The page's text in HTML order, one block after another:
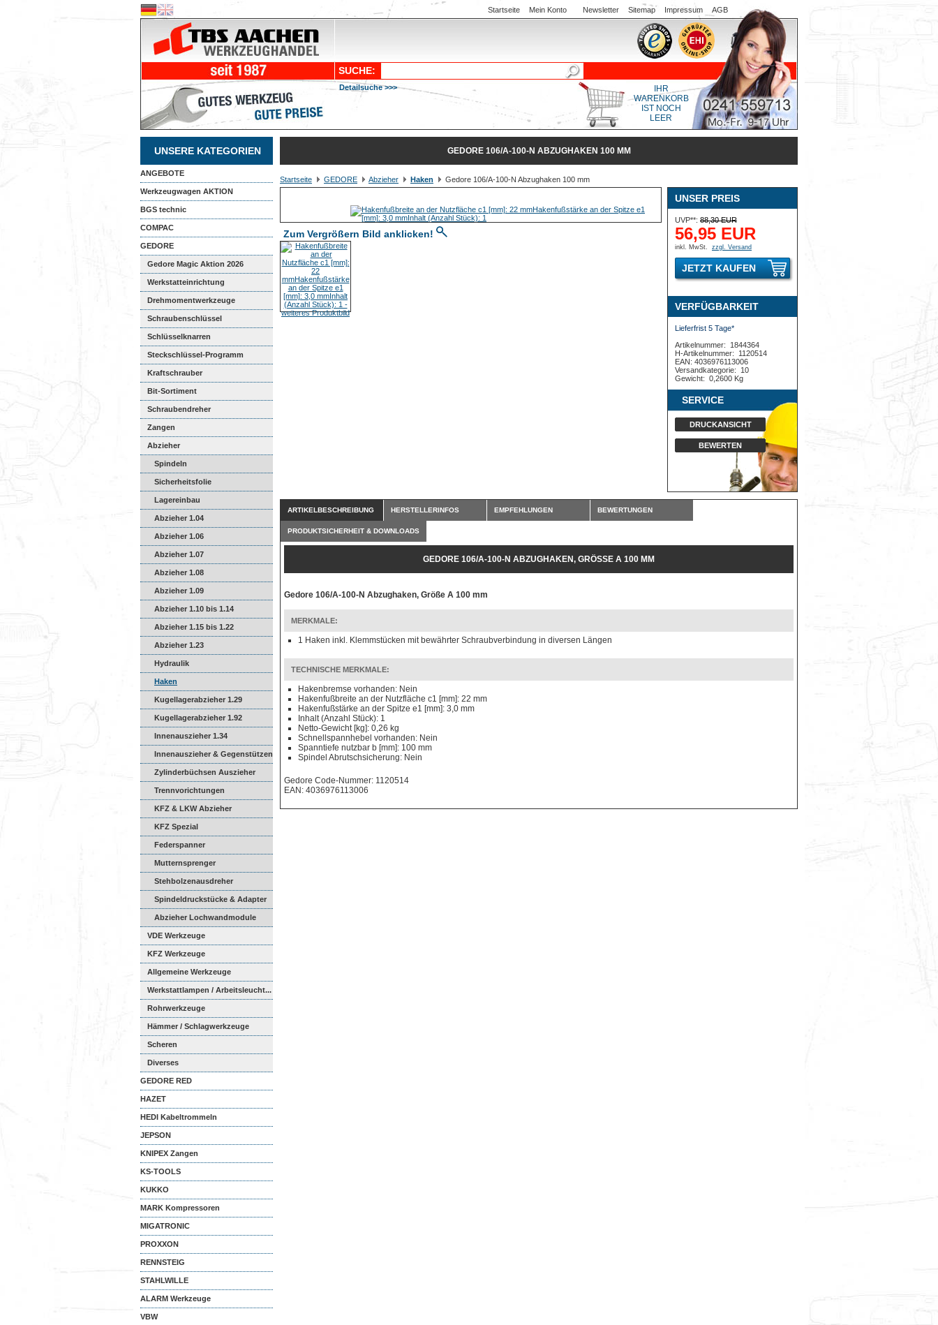
Startseite Mein Konto Newsletter Sitemap Impressum AGB
SUCHE:
Detailsuche >>>
IHR
WARENKORB
IST NOCH
LEER
UNSERE KATEGORIEN
ANGEBOTE
Werkzeugwagen AKTION
BGS technic
COMPAC
GEDORE
Gedore Magic Aktion 2026
Werkstatteinrichtung
Drehmomentwerkzeuge
Schraubenschlüssel
Schlüsselknarren
Steckschlüssel-Programm
Kraftschrauber
Bit-Sortiment
Schraubendreher
Zangen
Abzieher
Spindeln
Sicherheitsfolie
Lagereinbau
Abzieher 1.04
Abzieher 1.06
Abzieher 1.07
Abzieher 1.08
Abzieher 1.09
Abzieher 1.10 bis 1.14
Abzieher 1.15 bis 1.22
Abzieher 1.23
Hydraulik
Haken
Kugellagerabzieher 1.29
Kugellagerabzieher 1.92
Innenauszieher 1.34
Innenauszieher & Gegenstützen
Zylinderbüchsen Auszieher
Trennvorichtungen
KFZ & LKW Abzieher
KFZ Spezial
Federspanner
Mutternsprenger
Stehbolzenausdreher
Spindeldruckstücke & Adapter
Abzieher Lochwandmodule
VDE Werkzeuge
KFZ Werkzeuge
Allgemeine Werkzeuge
Werkstattlampen / Arbeitsleucht...
Rohrwerkzeuge
Hämmer / Schlagwerkzeuge
Scheren
Diverses
GEDORE RED
HAZET
HEDI Kabeltrommeln
JEPSON
KNIPEX Zangen
KS-TOOLS
KUKKO
MARK Kompressoren
MIGATRONIC
PROXXON
RENNSTEIG
STAHLWILLE
ALARM Werkzeuge
VBW
GEDORE 106/A-100-N ABZUGHAKEN 100 MM
Startseite GEDORE Abzieher Haken Gedore 106/A-100-N Abzughaken 100 mm
Zum Vergrößern Bild anklicken!
UNSER PREIS
UVP**: 88,30 EUR
56,95 EUR
inkl. MwSt. zzgl. Versand
JETZT KAUFEN
VERFÜGBARKEIT
Lieferfrist 5 Tage*
Artikelnummer:
1844364
H-Artikelnummer:
1120514
EAN: 4036976113006
Versandkategorie:
10
Gewicht: 0,2600 Kg
SERVICE
DRUCKANSICHT
BEWERTEN
ARTIKELBESCHREIBUNG HERSTELLERINFOS EMPFEHLUNGEN BEWERTUNGEN
PRODUKTSICHERHEIT & DOWNLOADS
GEDORE 106/A-100-N ABZUGHAKEN, GRÖSSE A 100 MM
Gedore 106/A-100-N Abzughaken, Größe A 100 mm
MERKMALE:
1 Haken inkl. Klemmstücken mit bewährter Schraubverbindung in diversen Längen
TECHNISCHE MERKMALE:
Hakenbremse vorhanden: Nein
Hakenfußbreite an der Nutzfläche c1 [mm]: 22 mm
Hakenfußstärke an der Spitze e1 [mm]: 3,0 mm
Inhalt (Anzahl Stück): 1
Netto-Gewicht [kg]: 0,26 kg
Schnellspannhebel vorhanden: Nein
Spanntiefe nutzbar b [mm]: 100 mm
Spindel Abrutschsicherung: Nein
Gedore Code-Nummer: 1120514
EAN: 4036976113006